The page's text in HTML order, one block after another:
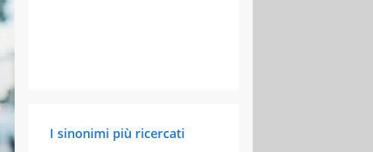
I sinonimi più ricercati